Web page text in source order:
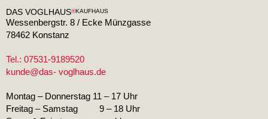
DAS VOGLHAUS®KAUFHAUS
Wessenbergstr. 8 / Ecke Münzgasse
78462 Konstanz
Tel.: 07531-9189520
kunde@das- voglhaus.de
Montag – Donnerstag 11 – 17 Uhr
Freitag – Samstag 9 – 18 Uhr